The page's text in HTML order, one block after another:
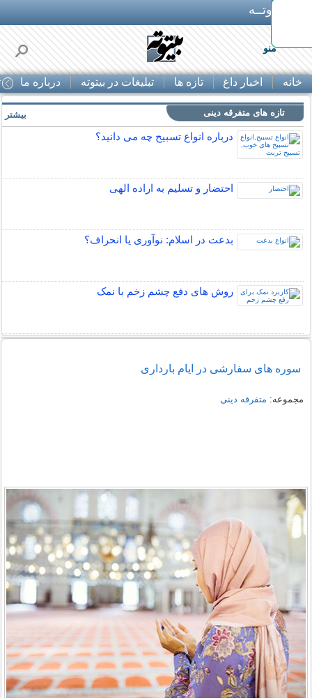
بـیتوتــه
منو
خانه اخبار داغ تازه ها تبلیغات در بیتوته درباره ما
تازه های متفرقه دینی
درباره انواع تسبیح چه می دانید؟
احتضار و تسلیم به اراده الهی
بدعت در اسلام: نوآوری یا انحراف؟
روش های دفع چشم زخم با نمک
بیشتر
سوره های سفارشی در ایام بارداری
مجموعه: متفرقه دینی